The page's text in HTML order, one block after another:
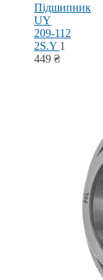
Підшипник
UY
209-112
2S.Y 1
449 ₴